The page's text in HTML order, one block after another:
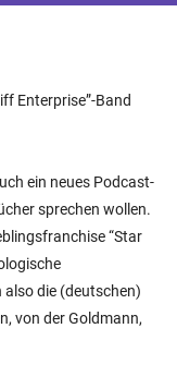
Enterprise”-Band
ein neues Podcast-
sprechen wollen.
“Star
also die (deutschen)
von der Goldmann,